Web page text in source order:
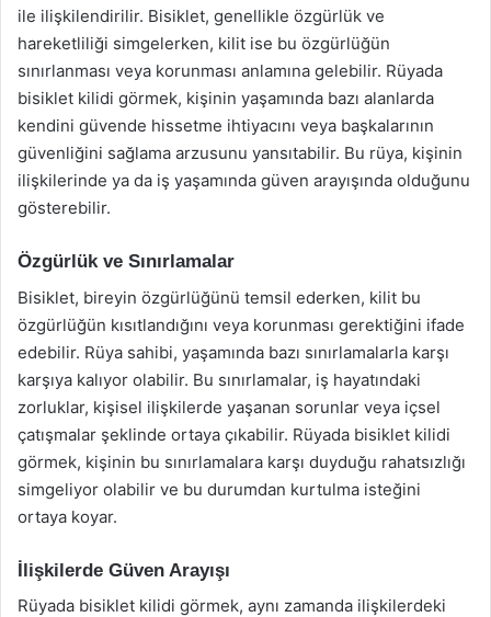
ile ilişkilendirilir. Bisiklet, genellikle özgürlük ve
hareketliliği simgelerken, kilit ise bu özgürlüğün
sınırlanması veya korunması anlamına gelebilir. Rüyada
bisiklet kilidi görmek, kişinin yaşamında bazı alanlarda
kendini güvende hissetme ihtiyacını veya başkalarının
güvenliğini sağlama arzusunu yansıtabilir. Bu rüya, kişinin
ilişkilerinde ya da iş yaşamında güven arayışında olduğunu
gösterebilir.
Özgürlük ve Sınırlamalar
Bisiklet, bireyin özgürlüğünü temsil ederken, kilit bu
özgürlüğün kısıtlandığını veya korunması gerektiğini ifade
edebilir. Rüya sahibi, yaşamında bazı sınırlamalarla karşı
karşıya kalıyor olabilir. Bu sınırlamalar, iş hayatındaki
zorluklar, kişisel ilişkilerde yaşanan sorunlar veya içsel
çatışmalar şeklinde ortaya çıkabilir. Rüyada bisiklet kilidi
görmek, kişinin bu sınırlamalara karşı duyduğu rahatsızlığı
simgeliyor olabilir ve bu durumdan kurtulma isteğini
ortaya koyar.
İlişkilerde Güven Arayışı
Rüyada bisiklet kilidi görmek, aynı zamanda ilişkilerdeki